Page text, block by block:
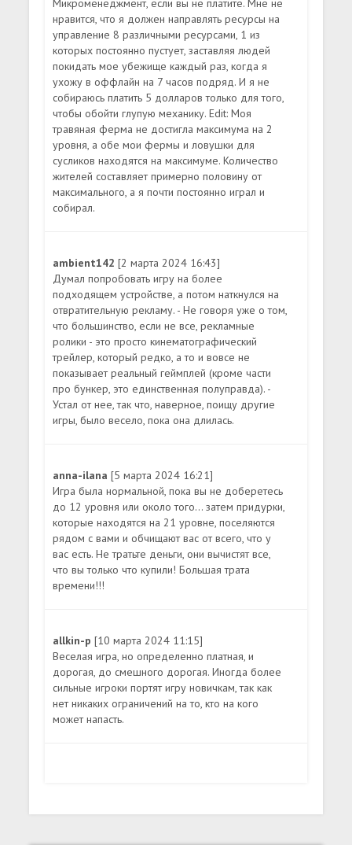
Микроменеджмент, если вы не платите. Мне не
нравится, что я должен направлять ресурсы на
управление 8 различными ресурсами, 1 из
которых постоянно пустует, заставляя людей
покидать мое убежище каждый раз, когда я
ухожу в оффлайн на 7 часов подряд. И я не
собираюсь платить 5 долларов только для того,
чтобы обойти глупую механику. Edit: Моя
травяная ферма не достигла максимума на 2
уровня, а обе мои фермы и ловушки для
сусликов находятся на максимуме. Количество
жителей составляет примерно половину от
максимального, а я почти постоянно играл и
собирал.
ambient142[2 марта 2024 16:43]
Думал попробовать игру на более
подходящем устройстве, а потом наткнулся на
отвратительную рекламу. - Не говоря уже о том,
что большинство, если не все, рекламные
ролики - это просто кинематографический
трейлер, который редко, а то и вовсе не
показывает реальный геймплей (кроме части
про бункер, это единственная полуправда). -
Устал от нее, так что, наверное, поищу другие
игры, было весело, пока она длилась.
anna-ilana[5 марта 2024 16:21]
Игра была нормальной, пока вы не доберетесь
до 12 уровня или около того... затем придурки,
которые находятся на 21 уровне, поселяются
рядом с вами и обчищают вас от всего, что у
вас есть. Не тратьте деньги, они вычистят все,
что вы только что купили! Большая трата
времени!!!
allkin-p[10 марта 2024 11:15]
Веселая игра, но определенно платная, и
дорогая, до смешного дорогая. Иногда более
сильные игроки портят игру новичкам, так как
нет никаких ограничений на то, кто на кого
может напасть.